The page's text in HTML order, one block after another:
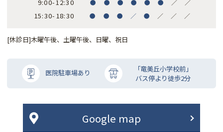
9:00-12:30 ● ● ● ● ● ● ／ ／
15:30-18:30 ● ● ● ／ ● ／ ／ ／
[休診日]木曜午後、土曜午後、日曜、祝日
医院駐車場あり
「竜美丘小学校前」
バス停より徒歩2分
Google map